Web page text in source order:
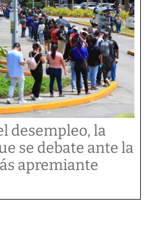
desempleo, la
se debate ante la
apremiante